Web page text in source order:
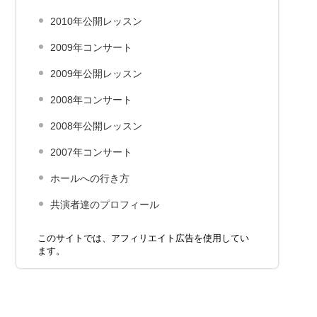
2010年公開レッスン
2009年コンサート
2009年公開レッスン
2008年コンサート
2008年公開レッスン
2007年コンサート
ホールへの行き方
共演者達のプロフィール
このサイトでは、アフィリエイト広告を使用してい
ます。